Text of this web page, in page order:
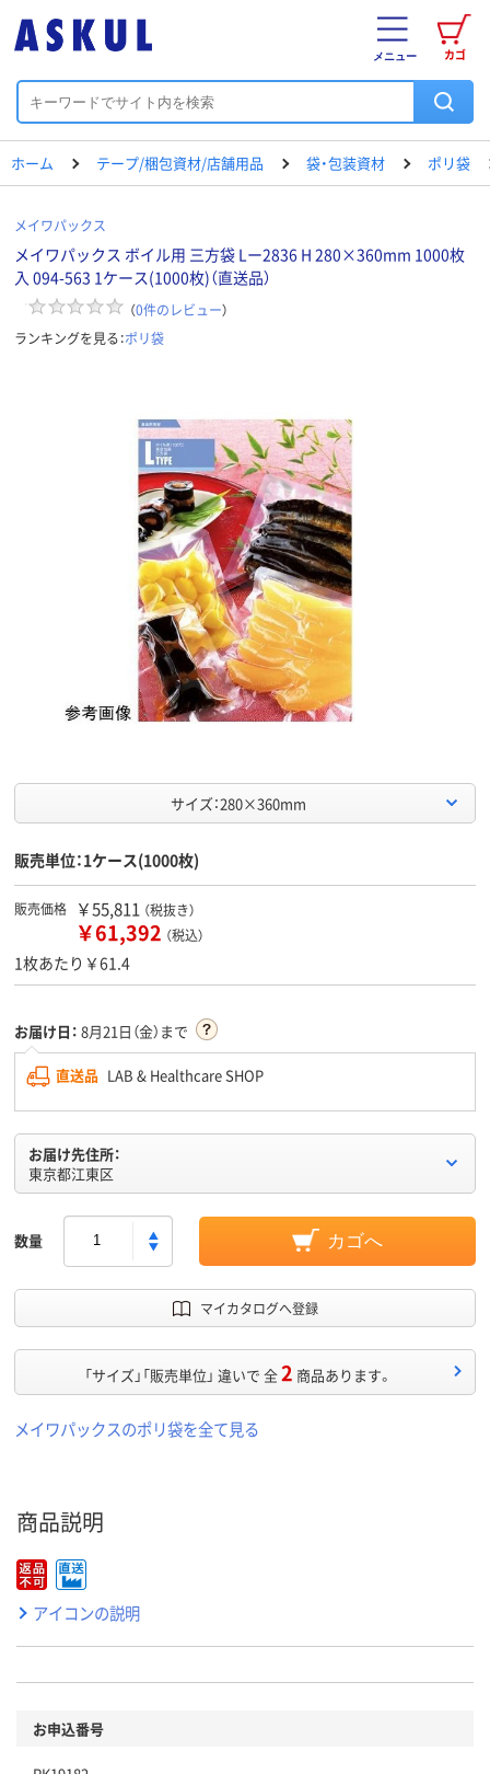
カゴ
メニュー
ホーム テープ/梱包資材/店舗用品 袋・包装資材 ポリ袋
メイワパックス
メイワパックス ボイル用 三方袋 Lー2836 H 280×360mm 1000枚
入 094-563 1ケース(1000枚)（直送品）
（0件のレビュー）
ランキングを見る：ポリ袋
サイズ：280×360mm
販売単位：1ケース(1000枚)
販売価格 ￥55,811 （税抜き）
￥61,392 （税込）
1枚あたり￥61.4
お届け日： 8月21日（金）まで
直送品 LAB & Healthcare SHOP
お届け先住所：
東京都江東区
数量 カゴへ
マイカタログへ登録
「サイズ」「販売単位」 違いで 全2 商品あります。
メイワパックスのポリ袋を全て見る
商品説明
アイコンの説明
お申込番号